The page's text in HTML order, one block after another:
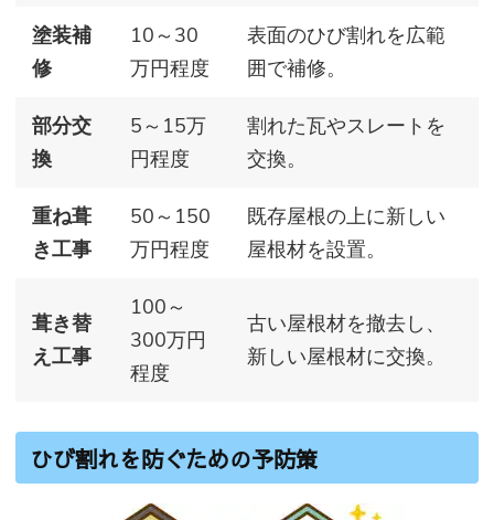
塗装補
修
10～30
万円程度
表面のひび割れを広範
囲で補修。
部分交
換
5～15万
円程度
割れた瓦やスレートを
交換。
重ね葺
き工事
50～150
万円程度
既存屋根の上に新しい
屋根材を設置。
葺き替
え工事
100～
300万円
程度
古い屋根材を撤去し、
新しい屋根材に交換。
ひび割れを防ぐための予防策